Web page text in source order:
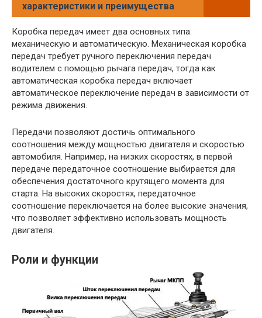
характеристики и преимущества
Коробка передач имеет два основных типа:
механическую и автоматическую. Механическая коробка
передач требует ручного переключения передач
водителем с помощью рычага передач, тогда как
автоматическая коробка передач включает
автоматическое переключение передач в зависимости от
режима движения.
Передачи позволяют достичь оптимального
соотношения между мощностью двигателя и скоростью
автомобиля. Например, на низких скоростях, в первой
передаче передаточное соотношение выбирается для
обеспечения достаточного крутящего момента для
старта. На высоких скоростях, передаточное
соотношение переключается на более высокие значения,
что позволяет эффективно использовать мощность
двигателя.
Роли и функции